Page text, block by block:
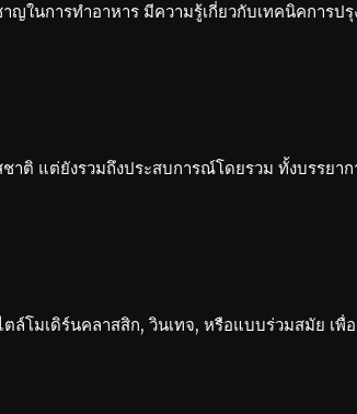
ในการทำอาหาร มีความรู้เกี่ยวกับเทคนิคการป
าติ แต่ยังรวมถึงประสบการณ์โดยรวม ทั้งบรรย
โมเดิร์นคลาสสิก, วินเทจ, หรือแบบร่วมสมัย เพื่